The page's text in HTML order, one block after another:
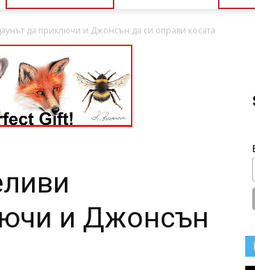
да приключи и Джонсън да си оправи косата
и Джонсън